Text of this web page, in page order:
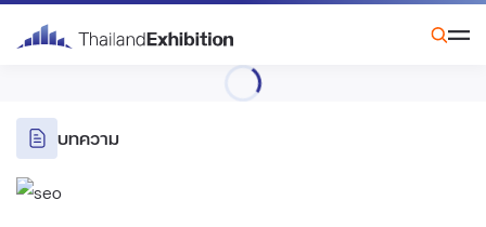
บทความ